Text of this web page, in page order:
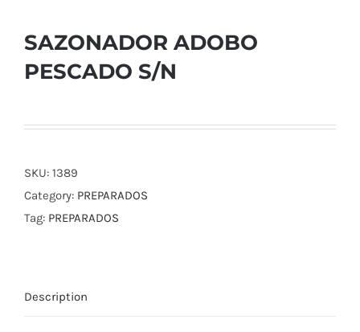
SAZONADOR ADOBO
PESCADO S/N
SKU: 1389
Category: PREPARADOS
Tag: PREPARADOS
Description